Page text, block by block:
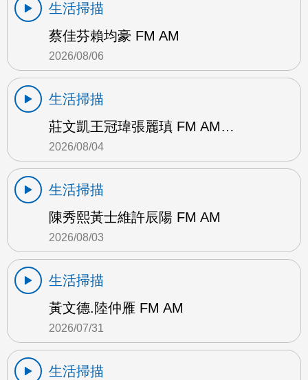
生活掃描
蔡佳芬賴均豪 FM AM
2026/08/06
生活掃描
莊文凱王冠瑋張麗瑱 FM AM…
2026/08/04
生活掃描
陳秀熙黃士維許辰陽 FM AM
2026/08/03
生活掃描
黃文德.陸仲雁 FM AM
2026/07/31
生活掃描